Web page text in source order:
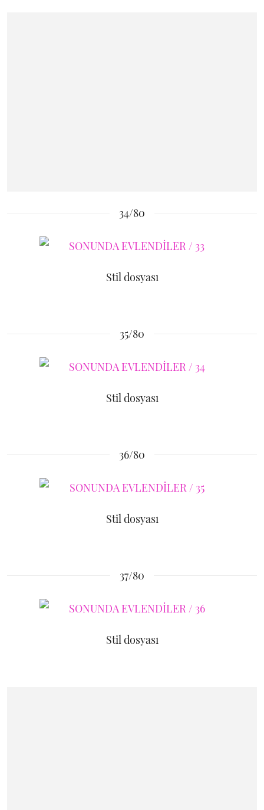
34/80
Stil dosyası
35/80
Stil dosyası
36/80
Stil dosyası
37/80
Stil dosyası